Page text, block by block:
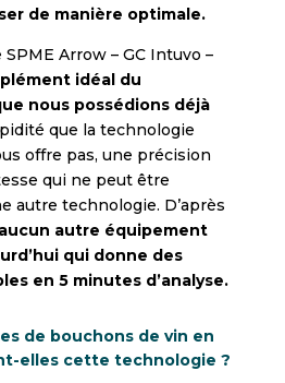
de manière optimale.
Arrow – GC Intuvo –
idéal du
nous possédions déjà
que la technologie
offre pas, une précision
qui ne peut être
autre technologie. D’après
aucun autre équipement
qui donne des
en 5 minutes d’analyse.
de bouchons de vin en
elles cette technologie ?